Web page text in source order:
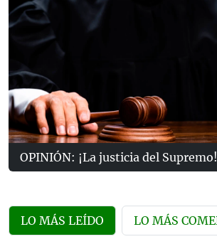
OPINIÓN: ¡La justicia del
LO MÁS LEÍDO LO MÁS